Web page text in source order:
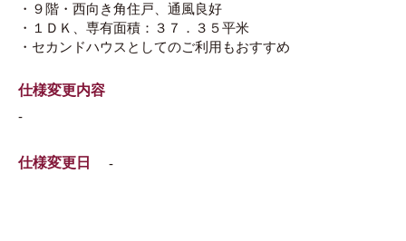
・９階・西向き角住戸、通風良好
・１ＤＫ、専有面積：３７．３５平米
・セカンドハウスとしてのご利用もおすすめ
仕様変更内容
-
仕様変更日 -